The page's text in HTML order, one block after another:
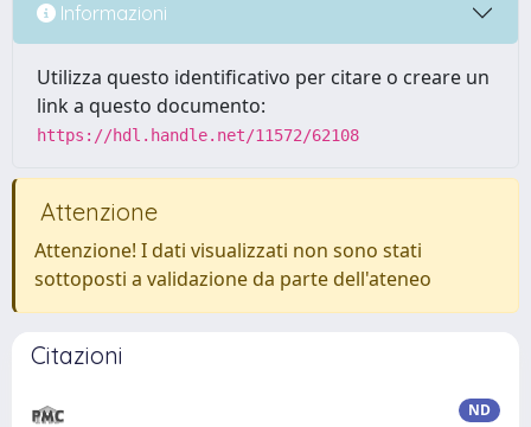
Informazioni
Utilizza questo identificativo per citare o creare un
link a questo documento:
https://hdl.handle.net/11572/62108
Attenzione
Attenzione! I dati visualizzati non sono stati
sottoposti a validazione da parte dell'ateneo
Citazioni
ND